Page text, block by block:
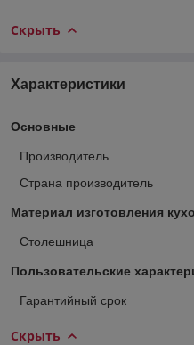
Скрыть
Характеристики
Основные
Производитель
Страна производитель
Материал изготовления
Столешница
Пользовательские
Гарантийный срок
Скрыть